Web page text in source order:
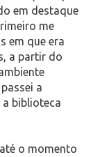
em destaque
me
em que era
a partir do
a
biblioteca
o momento